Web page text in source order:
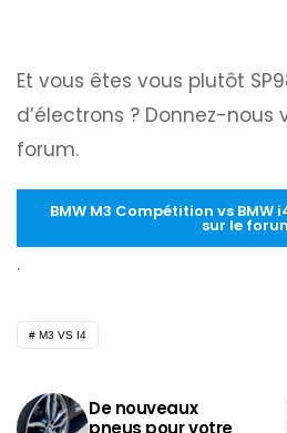
Et vous êtes vous plutôt
d’électrons ? Donnez-nous
forum.
BMW M3 Compétition vs BMW
sur le
.
M3 VS I4
De nouveaux